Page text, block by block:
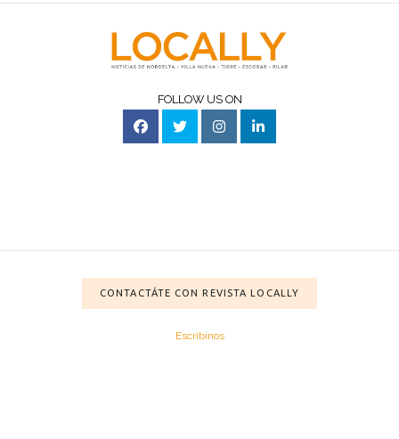
FOLLOW US ON
CONTACTÁTE CON REVISTA LOCALLY
Escribinos